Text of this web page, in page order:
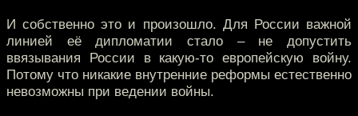
И собственно это и произошло. Для России важной
линией её дипломатии стало – не допустить
ввязывания России в какую-то европейскую войну.
Потому что никакие внутренние реформы естественно
невозможны при ведении войны.